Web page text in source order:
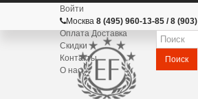
Войти
Москва 8 (495) 960-13-85 / 8
Оплата Доставка
Скидки
Контакты
О нас
Поиск